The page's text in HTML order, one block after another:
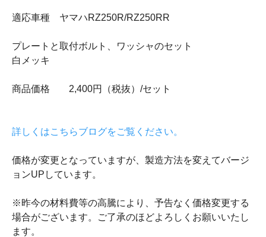
適応車種 ヤマハRZ250R/RZ250RR
プレートと取付ボルト、ワッシャのセット
白メッキ
商品価格 2,400円（税抜）/セット
詳しくはこちらブログをご覧ください。
価格が変更となっていますが、製造方法を変えてバージ
ョンUPしています。
※昨今の材料費等の高騰により、予告なく価格変更する
場合がございます。ご了承のほどよろしくお願いいたし
ます。